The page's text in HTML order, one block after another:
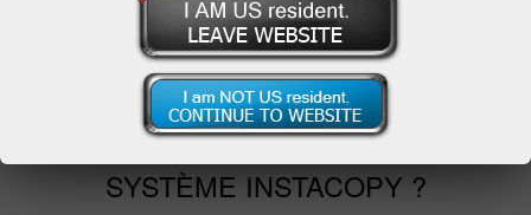
InstaCopy en détails
Registration
QU'EST-CE QUE C'EST LE
SYSTÈME INSTACOPY ?